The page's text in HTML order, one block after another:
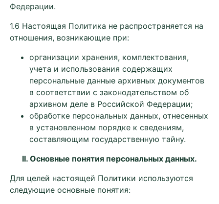
Федерации.
1.6 Настоящая Политика не распространяется на
отношения, возникающие при:
организации хранения, комплектования,
учета и использования содержащих
персональные данные архивных документов
в соответствии с законодательством об
архивном деле в Российской Федерации;
обработке персональных данных, отнесенных
в установленном порядке к сведениям,
составляющим государственную тайну.
II. Основные понятия персональных данных.
Для целей настоящей Политики используются
следующие основные понятия: